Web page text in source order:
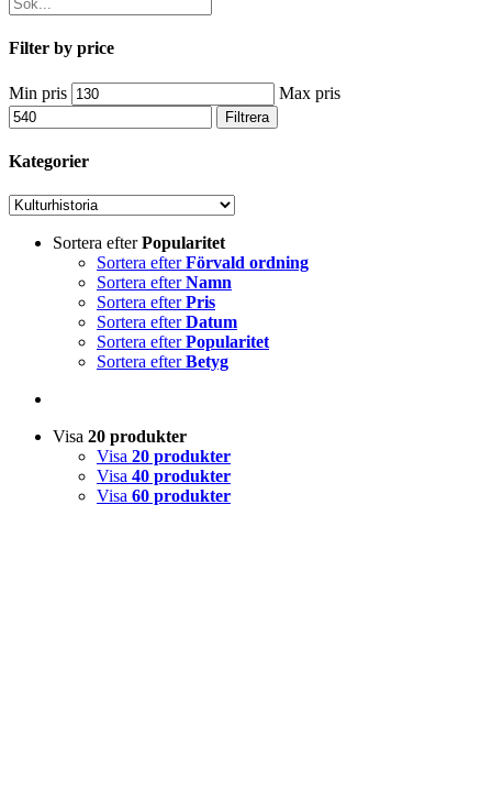
Filter by price
Min pris Max pris
Filtrera
Kategorier
Sortera efterPopularitet
Sortera efterFörvald ordning
Sortera efterNamn
Sortera efterPris
Sortera efterDatum
Sortera efterPopularitet
Sortera efterBetyg
Visa 20 produkter
Visa 20 produkter
Visa 40 produkter
Visa 60 produkter